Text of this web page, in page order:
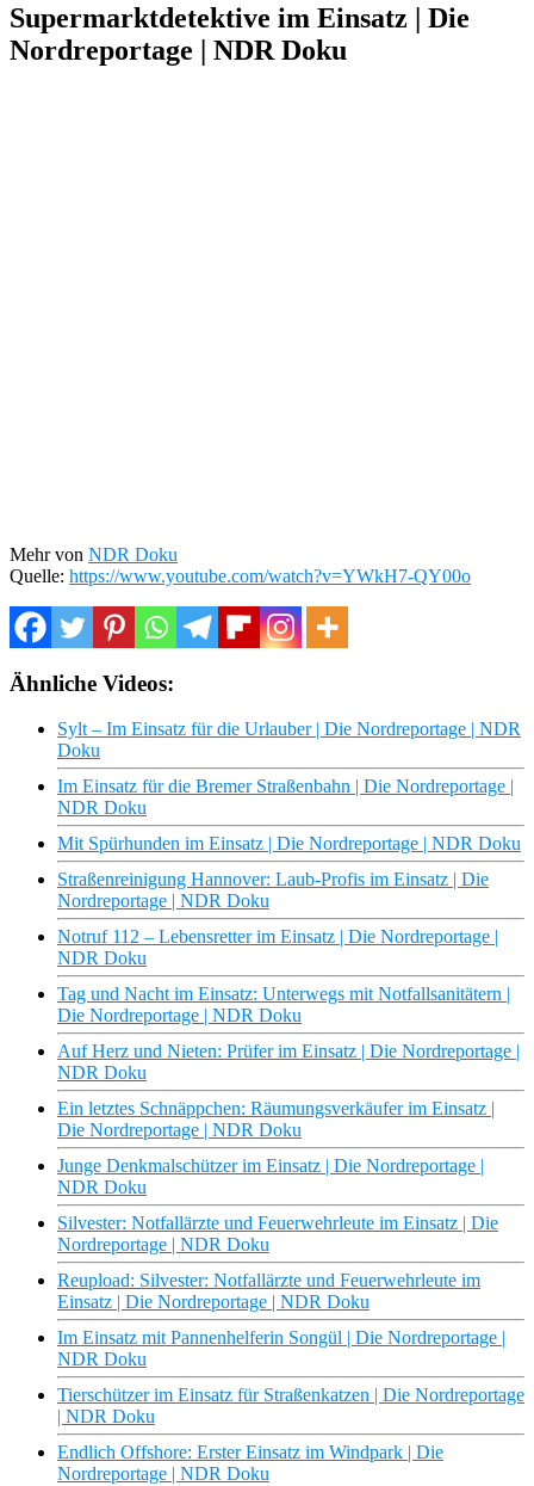
Supermarktdetektive im Einsatz | Die
Nordreportage | NDR Doku
Mehr von NDR Doku
Quelle: https://www.youtube.com/watch?v=YWkH7-QY00o
Ähnliche Videos:
Sylt – Im Einsatz für die Urlauber | Die Nordreportage | NDR
Doku
Im Einsatz für die Bremer Straßenbahn | Die Nordreportage |
NDR Doku
Mit Spürhunden im Einsatz | Die Nordreportage | NDR Doku
Straßenreinigung Hannover: Laub-Profis im Einsatz | Die
Nordreportage | NDR Doku
Notruf 112 – Lebensretter im Einsatz | Die Nordreportage |
NDR Doku
Tag und Nacht im Einsatz: Unterwegs mit Notfallsanitätern |
Die Nordreportage | NDR Doku
Auf Herz und Nieten: Prüfer im Einsatz | Die Nordreportage |
NDR Doku
Ein letztes Schnäppchen: Räumungsverkäufer im Einsatz |
Die Nordreportage | NDR Doku
Junge Denkmalschützer im Einsatz | Die Nordreportage |
NDR Doku
Silvester: Notfallärzte und Feuerwehrleute im Einsatz | Die
Nordreportage | NDR Doku
Reupload: Silvester: Notfallärzte und Feuerwehrleute im
Einsatz | Die Nordreportage | NDR Doku
Im Einsatz mit Pannenhelferin Songül | Die Nordreportage |
NDR Doku
Tierschützer im Einsatz für Straßenkatzen | Die Nordreportage
| NDR Doku
Endlich Offshore: Erster Einsatz im Windpark | Die
Nordreportage | NDR Doku